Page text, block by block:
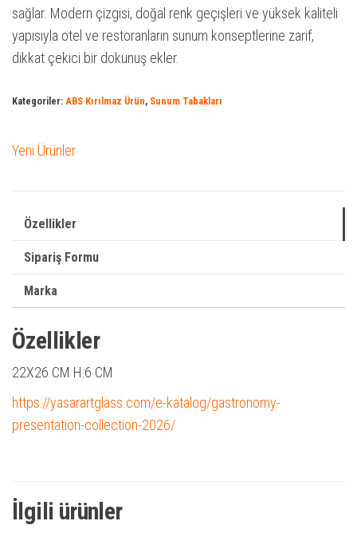
sağlar. Modern çizgisi, doğal renk geçişleri ve yüksek kaliteli
yapısıyla otel ve restoranların sunum konseptlerine zarif,
dikkat çekici bir dokunuş ekler.
Kategoriler: ABS Kırılmaz Ürün, Sunum Tabakları
Yeni Ürünler
Özellikler
Sipariş Formu
Marka
Özellikler
22X26 CM H:6 CM
https://yasarartglass.com/e-katalog/gastronomy-
presentation-collection-2026/
İlgili ürünler